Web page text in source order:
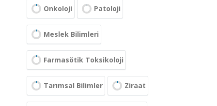
Onkoloji Patoloji
Meslek Bilimleri
Farmasötik Toksikoloji
Tarımsal Bilimler Ziraat